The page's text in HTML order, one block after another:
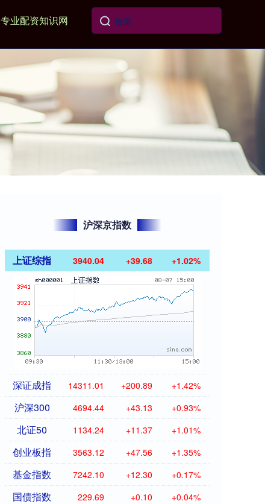
专业配资知识网
沪深京指数
上证综指 3940.04 +39.68 +1.02%
深证成指 14311.01 +200.89 +1.42%
沪深300 4694.44 +43.13 +0.93%
北证50 1134.24 +11.37 +1.01%
创业板指 3563.12 +47.56 +1.35%
基金指数 7242.10 +12.30 +0.17%
国债指数 229.69 +0.10 +0.04%